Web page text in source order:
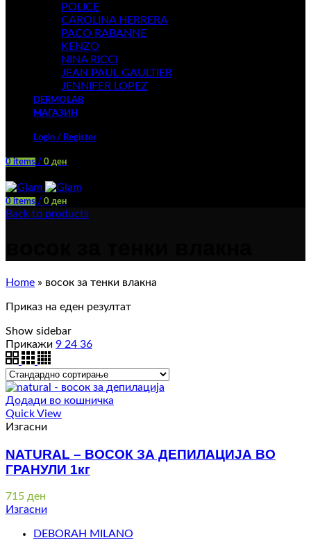
POLICE
CAROLINA HERRERA
PACO RABANNE
KENZO
NINA RICCI
JEAN PAUL GAULTIER
JENNIFER LOPEZ
DERMOLAB
МАГАЗИН
Login / Register
0 items / 0 ден
0 items / 0 ден
Back to products
Home » восок за тенки влакна
Приказ на еден резултат
Show sidebar
Прикажи 9 24 36
Додади во кошничка
Quick View
Изгасни
NATURAL – ВОСОК ЗА ДЕПИЛАЦИЈА ВО
ГРАНУЛИ 1кг
715 ден
Изгасни
DEBORAH MILANO